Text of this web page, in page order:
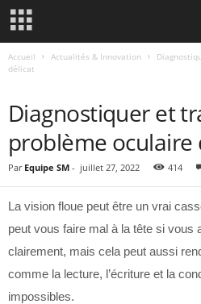
Accueil Actualités & Innovation
délicat
Diagnostiquer et
problème oculaire
Par Equipe SM - juillet 27, 2022 414
La vision floue peut être un vrai
peut vous faire mal à la tête si vous
clairement, mais cela peut aussi
comme la lecture, l’écriture et la
impossibles.